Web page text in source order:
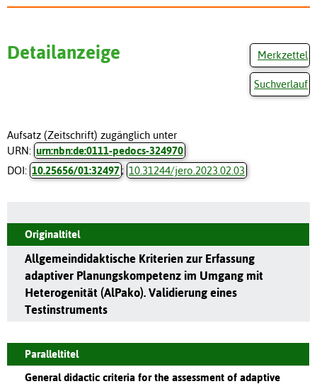
Merkzettel
Suchverlauf
Detailanzeige
Aufsatz (Zeitschrift) zugänglich unter
URN: urn:nbn:de:0111-pedocs-324970
DOI: 10.25656/01:32497; 10.31244/jero.2023.02.03
Originaltitel
Allgemeindidaktische Kriterien zur Erfassung
adaptiver Planungskompetenz im Umgang mit
Heterogenität (AlPako). Validierung eines
Testinstruments
Paralleltitel
General didactic criteria for the assessment of adaptive